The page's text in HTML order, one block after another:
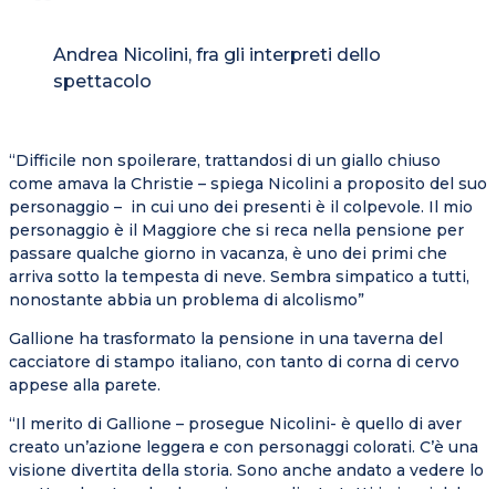
Andrea Nicolini, fra gli interpreti dello
spettacolo
“Difficile non spoilerare, trattandosi di un giallo chiuso
come amava la Christie – spiega Nicolini a proposito del suo
personaggio – in cui uno dei presenti è il colpevole. Il mio
personaggio è il Maggiore che si reca nella pensione per
passare qualche giorno in vacanza, è uno dei primi che
arriva sotto la tempesta di neve. Sembra simpatico a tutti,
nonostante abbia un problema di alcolismo”
Gallione ha trasformato la pensione in una taverna del
cacciatore di stampo italiano, con tanto di corna di cervo
appese alla parete.
“Il merito di Gallione – prosegue Nicolini- è quello di aver
creato un’azione leggera e con personaggi colorati. C’è una
visione divertita della storia. Sono anche andato a vedere lo